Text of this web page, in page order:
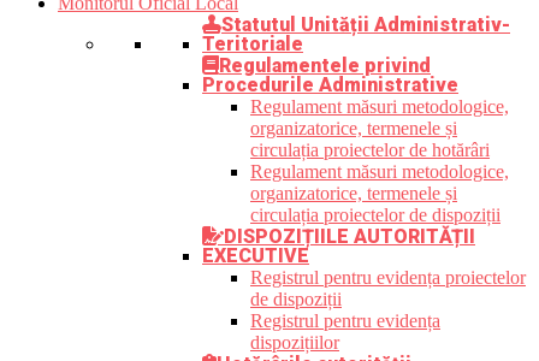
Statutul Unității Administrativ-
Teritoriale
Regulamentele privind
Procedurile Administrative
Regulament măsuri metodologice,
organizatorice, termenele și
circulația proiectelor de hotărâri
Regulament măsuri metodologice,
organizatorice, termenele și
circulația proiectelor de dispoziții
DISPOZIȚIILE AUTORITĂȚII
EXECUTIVE
Registrul pentru evidența proiectelor
de dispoziții
Registrul pentru evidența
dispozițiilor